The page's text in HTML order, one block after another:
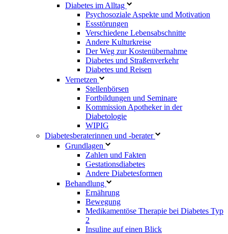
Diabetes im Alltag
Psychosoziale Aspekte und Motivation
Essstörungen
Verschiedene Lebensabschnitte
Andere Kulturkreise
Der Weg zur Kostenübernahme
Diabetes und Straßenverkehr
Diabetes und Reisen
Vernetzen
Stellenbörsen
Fortbildungen und Seminare
Kommission Apotheker in der
Diabetologie
WIPIG
Diabetesberaterinnen und -berater
Grundlagen
Zahlen und Fakten
Gestationsdiabetes
Andere Diabetesformen
Behandlung
Ernährung
Bewegung
Medikamentöse Therapie bei Diabetes Typ
2
Insuline auf einen Blick